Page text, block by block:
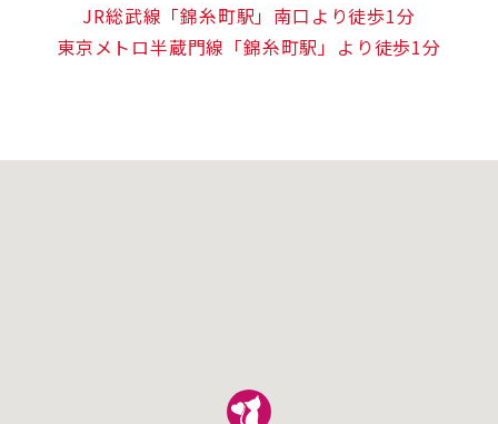
JR総武線「錦糸町駅」南口より徒歩1分
東京メトロ半蔵門線「錦糸町駅」より徒歩1分